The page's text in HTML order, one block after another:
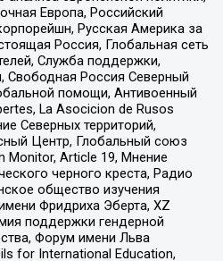
Европа, Российский
Русская Америка за
Россия, Глобальная сеть
Служба поддержки,
Свободная Россия Северный
помощи, Антивоенный
La Asocicion de Rusos
Северных территорий,
Центр, Глобальный союз
Monitor, Article 19, Мнение
черного креста, Радио
общество изучения
Фридриха Эберта, XZ
поддержки гендерной
Форум имени Льва
for International Education,